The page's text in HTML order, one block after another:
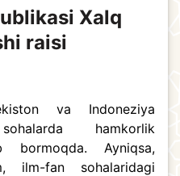
Xalq
raisi
va Indoneziya
hamkorlik
bormoqda. Ayniqsa,
ilm-fan sohalaridagi